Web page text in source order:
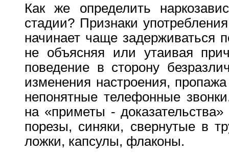
Как же определить
стадии? Признаки
начинает чаще задерживаться
не объясняя или утаивая
поведение в сторону
изменения настроения,
непонятные телефонные
на «приметы -
порезы, синяки, свернутые в
ложки, капсулы, флаконы.